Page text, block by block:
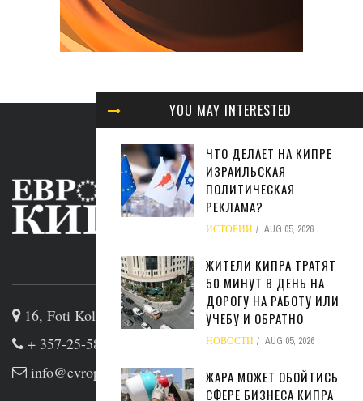
YOU MAY INTERESTED
ЧТО ДЕЛАЕТ НА КИПРЕ
ИЗРАИЛЬСКАЯ
ПОЛИТИЧЕСКАЯ
РЕКЛАМА?
ИСТОРИИ AUG 05, 2026
ЖИТЕЛИ КИПРА ТРАТЯТ
50 МИНУТ В ДЕНЬ НА
ДОРОГУ НА РАБОТУ ИЛИ
УЧЕБУ И ОБРАТНО
НОВОСТИ AUG 05, 2026
ЖАРА МОЖЕТ ОБОЙТИСЬ
СФЕРЕ БИЗНЕСА КИПРА
ABOUT US
16, Foti Kolakidi str, 3031, Limassol, Cyprus
+ 357-25-581133
info@evropakipr.com